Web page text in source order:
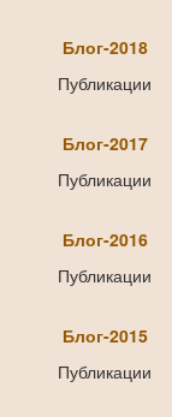
Блог-2018
Публикации
Блог-2017
Публикации
Блог-2016
Публикации
Блог-2015
Публикации